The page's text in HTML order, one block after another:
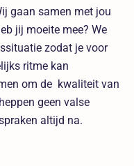
gaan samen met jou
jij moeite mee? We
zodat je voor
ritme kan
om de kwaliteit van
geen valse
altijd na.